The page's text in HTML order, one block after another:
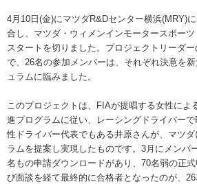
4月10日(金)にマツダR&Dセンター横浜(MRY)
合し、マツダ・ウィメンインモータースポー
スタートを切りました。プロジェクトリーダ
で、26名の参加メンバーは、それぞれ決意を
ュラムに臨みました。
このプロジェクトは、FIAが提唱する女性によ
進プログラムに従い、レーシングドライバー
性ドライバー代表でもある井原さんが、マツ
ラムを提案し実現したものです。3月にメンバ
名もの申請ダウンロードがあり、70名弱の正
び面談を経て最終的に合格者となったのが、